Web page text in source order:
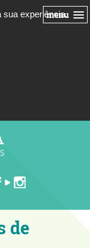
sua experiência.
menu
de